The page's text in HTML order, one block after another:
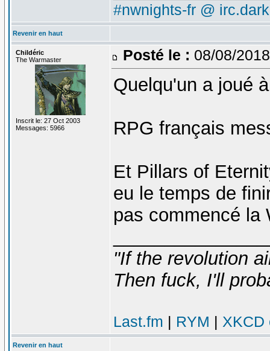
#nwnights-fr @
Revenir en haut
Childéric
The Warmaster
Inscrit le: 27 Oct 2003
Messages: 5966
Posté le : 08/08/
Quelqu'un a joué
RPG français
Et Pillars of
eu le temps de
pas commencé la
"If the revolution
Then fuck, I'll
Last.fm | RYM | XKCD
Revenir en haut